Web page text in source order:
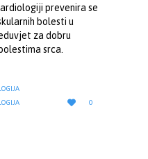
prevenira se
bolesti u
za dobru
srca.

LOVE
IT
0